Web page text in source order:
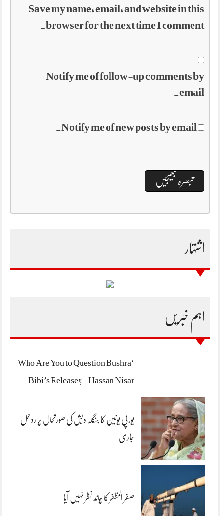
Save my name, email, and website in this
browser for the next time I comment.
Notify me of follow-up comments by
email.
Notify me of new posts by email.
اشتہار
اہم خبریں
‘Who Are You to Question Bushra
Bibi’s Release? – Hassan Nisar
یورپی یونین کا بنگلہ دیش کی صورتحال پر ردعمل
جاری
صفر المظفر کا چاند نظر نہیں آیا